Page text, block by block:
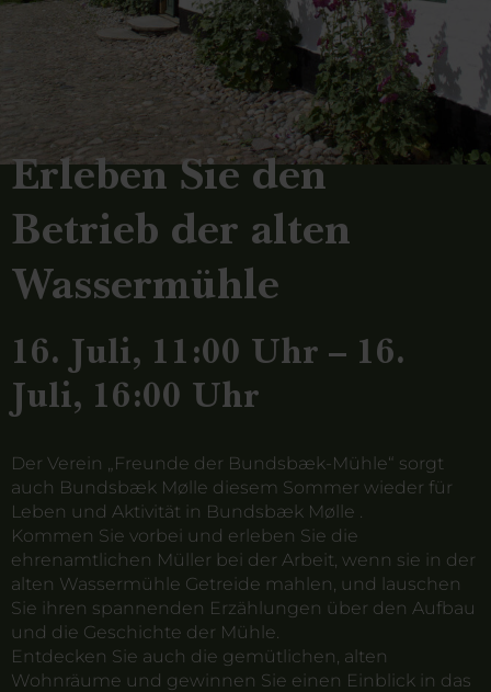
Erleben Sie den
Betrieb der alten
Wassermühle
16. Juli, 11:00 Uhr – 16.
Juli, 16:00 Uhr
Der Verein „Freunde der Bundsbæk-Mühle“ sorgt
auch Bundsbæk Mølle diesem Sommer wieder für
Leben und Aktivität in Bundsbæk Mølle .
Kommen Sie vorbei und erleben Sie die
ehrenamtlichen Müller bei der Arbeit, wenn sie in der
alten Wassermühle Getreide mahlen, und lauschen
Sie ihren spannenden Erzählungen über den Aufbau
und die Geschichte der Mühle.
Entdecken Sie auch die gemütlichen, alten
Wohnräume und gewinnen Sie einen Einblick in das